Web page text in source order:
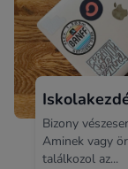
Bizony
Aminek vagy
találkozol az...